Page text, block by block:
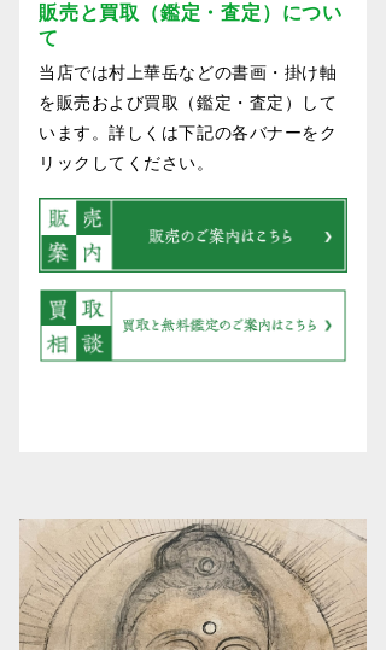
販売と買取（鑑定・査定）につい
て
当店では村上華岳などの書画・掛け軸
を販売および買取（鑑定・査定）して
います。詳しくは下記の各バナーをク
リックしてください。